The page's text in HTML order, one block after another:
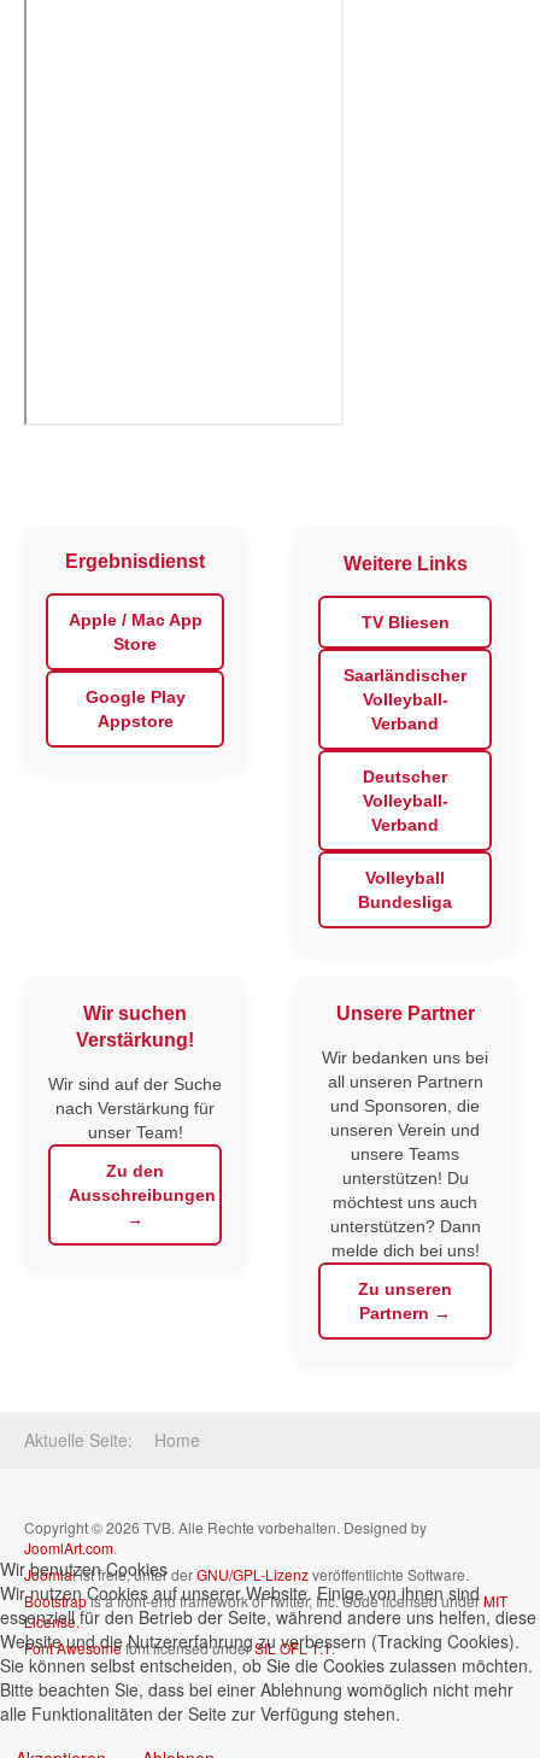
Ergebnisdienst
Apple / Mac App
Store
Google Play
Appstore
Weitere Links
TV Bliesen
Saarländischer
Volleyball-
Verband
Deutscher
Volleyball-
Verband
Volleyball
Bundesliga
Wir suchen
Verstärkung!
Wir sind auf der Suche
nach Verstärkung für
unser Team!
Zu den
Ausschreibungen
→
Unsere Partner
Wir bedanken uns bei
all unseren Partnern
und Sponsoren, die
unseren Verein und
unsere Teams
unterstützen! Du
möchtest uns auch
unterstützen? Dann
melde dich bei uns!
Zu unseren
Partnern →
Aktuelle Seite: Home
Copyright © 2026 TVB. Alle Rechte vorbehalten. Designed by
JoomlArt.com.
Joomla!ist freie, unter derGNU/GPL-Lizenzveröffentlichte Software.
Bootstrapis a front-end framework of Twitter, Inc. Code licensed underMIT
License.
Font Awesomefont licensed underSIL OFL 1.1.
Wir benutzen Cookies
Wir nutzen Cookies auf unserer Website. Einige von ihnen sind
essenziell für den Betrieb der Seite, während andere uns helfen, diese
Website und die Nutzererfahrung zu verbessern (Tracking Cookies).
Sie können selbst entscheiden, ob Sie die Cookies zulassen möchten.
Bitte beachten Sie, dass bei einer Ablehnung womöglich nicht mehr
alle Funktionalitäten der Seite zur Verfügung stehen.